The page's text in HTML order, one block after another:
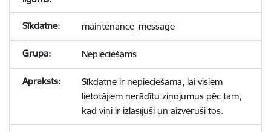
maintenance_message
Nepieciešams
Sīkdatne ir nepieciešama, lai visiem
lietotājiem nerādītu ziņojumus pēc tam,
kad viņi ir izlasījuši un aizvēruši tos.